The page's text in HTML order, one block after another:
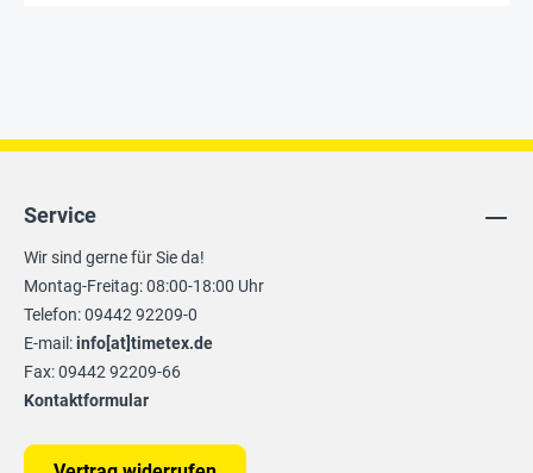
Service
Wir sind gerne für Sie da!
Montag-Freitag: 08:00-18:00 Uhr
Telefon: 09442 92209-0
E-mail:info[at]timetex.de
Fax: 09442 92209-66
Kontaktformular